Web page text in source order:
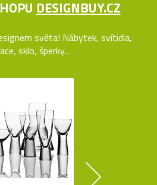
DESIGNBUY.CZ
světa! Nábytek, svítidla,
sklo, šperky...